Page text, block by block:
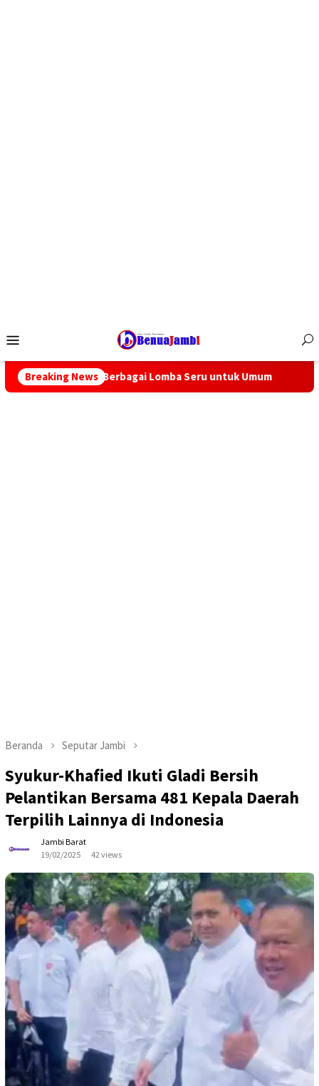
Mobile
Breaking News
Lomba Seru untuk Umum Warga Mulai Gerah
Beranda Seputar Jambi
Syukur-Khafied Ikuti Gladi Bersih
Pelantikan Bersama 481 Kepala Daerah
Terpilih Lainnya di Indonesia
Jambi Barat
19/02/2025
42 views